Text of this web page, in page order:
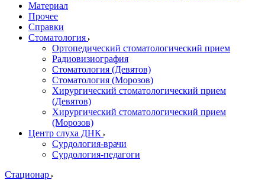
Материал
Прочее
Справки
Стоматология
Ортопедический стоматологический прием
Радиовизиография
Стоматология (Девятов)
Стоматология (Морозов)
Хирургический стоматологический прием
(Девятов)
Хирургический стоматологический прием
(Морозов)
Центр слуха ДНК
Сурдология-врачи
Сурдология-педагоги
Стационар